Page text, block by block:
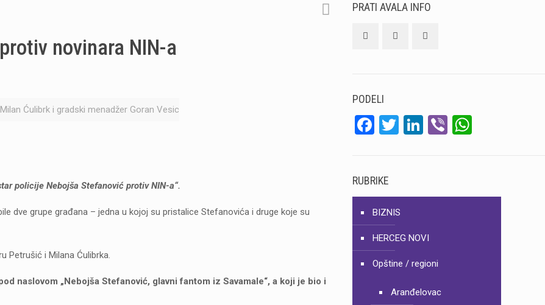
novinara NIN-a
Ćulibrk i gradski menadžer Goran Vesic
policije Nebojša Stefanović protiv NIN-a“.
dve grupe građana – jedna u kojoj su pristalice Stefanovića i druge koje su
Petrušić i Milana Ćulibrka.
naslovom „Nebojša Stefanović, glavni fantom iz Savamale“, a koji je bio i
PRATI AVALA INFO
PODELI
Facebook
Twitter
LinkedIn
Viber
RUBRIKE
BIZNIS
HERCEG NOVI
Opštine / regioni
Aranđelovac